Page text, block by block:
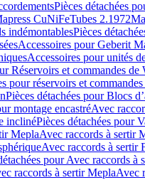
Pièces détachées
CuNiFeTubes 2.1972
indémontablesPièces
Accessoires pour Geberit
Accessoires pour unités
Réservoirs et commandes
pour réservoirs et
Pièces détachées pour Blocs
montage encastréAvec
inclinéPièces détachées pour
MeplaAvec raccords à sertir
Avec raccords à sertir
pour Avec raccords à
raccords à sertir MeplaAvec